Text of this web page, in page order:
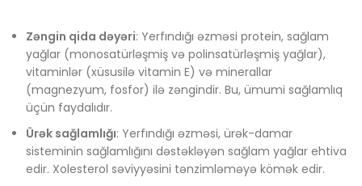
Zəngin qida dəyəri: Yerfındığı əzməsi protein, sağlam
yağlar (monosatürləşmiş və polinsatürləşmiş yağlar),
vitaminlər (xüsusilə vitamin E) və minerallar
(magnezyum, fosfor) ilə zəngindir. Bu, ümumi sağlamlıq
üçün faydalıdır.
Ürək sağlamlığı: Yerfındığı əzməsi, ürək-damar
sisteminin sağlamlığını dəstəkləyən sağlam yağlar ehtiva
edir. Xolesterol səviyyəsini tənzimləməyə kömək edir.